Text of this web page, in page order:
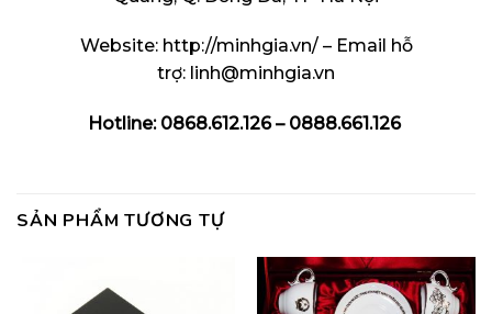
Website: http://minhgia.vn/– Email hỗ
trợ: linh@minhgia.vn
Hotline: 0868.612.126 – 0888.661.126
SẢN PHẨM TƯƠNG TỰ